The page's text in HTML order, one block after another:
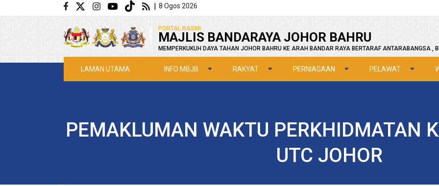
Langkau ke kandungan utama | 8 Ogos 2026
PORTAL RASMI
MAJLIS BANDARAYA JOHOR BAHRU
MEMPERKUKUH DAYA TAHAN JOHOR BAHRU KE ARAH BANDAR RAYA BERTARAF ANTARABANGSA ,
LAMAN UTAMA INFO MBJB RAKYAT PERNIAGAAN PELAWAT
PEMAKLUMAN WAKTU PERKHIDMATAN
UTC JOHOR